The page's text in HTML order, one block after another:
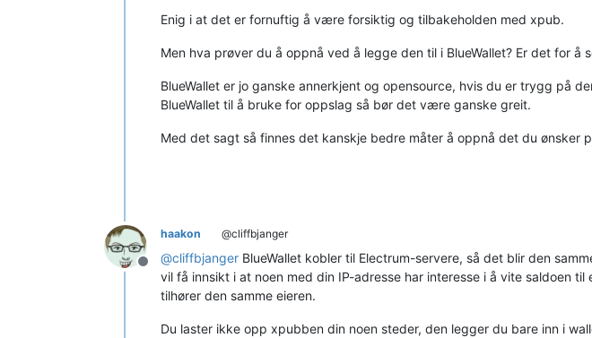
Enig i at det er fornuftig å være forsiktig og tilbakeholden med xpub.
Men hva prøver du å oppnå ved å legge den til i BlueWallet? Er det for å
BlueWallet er jo ganske annerkjent og opensource, hvis du er trygg på
BlueWallet til å bruke for oppslag så bør det være ganske greit.
Med det sagt så finnes det kanskje bedre måter å oppnå det du ønsker
Frakoblet
haakon @cliffbjanger
@cliffbjanger BlueWallet kobler til Electrum-servere, så det blir den
vil få innsikt i at noen med din IP-adresse har interesse i å vite saldoen
tilhører den samme eieren.
Du laster ikke opp xpubben din noen steder, den legger du bare inn i